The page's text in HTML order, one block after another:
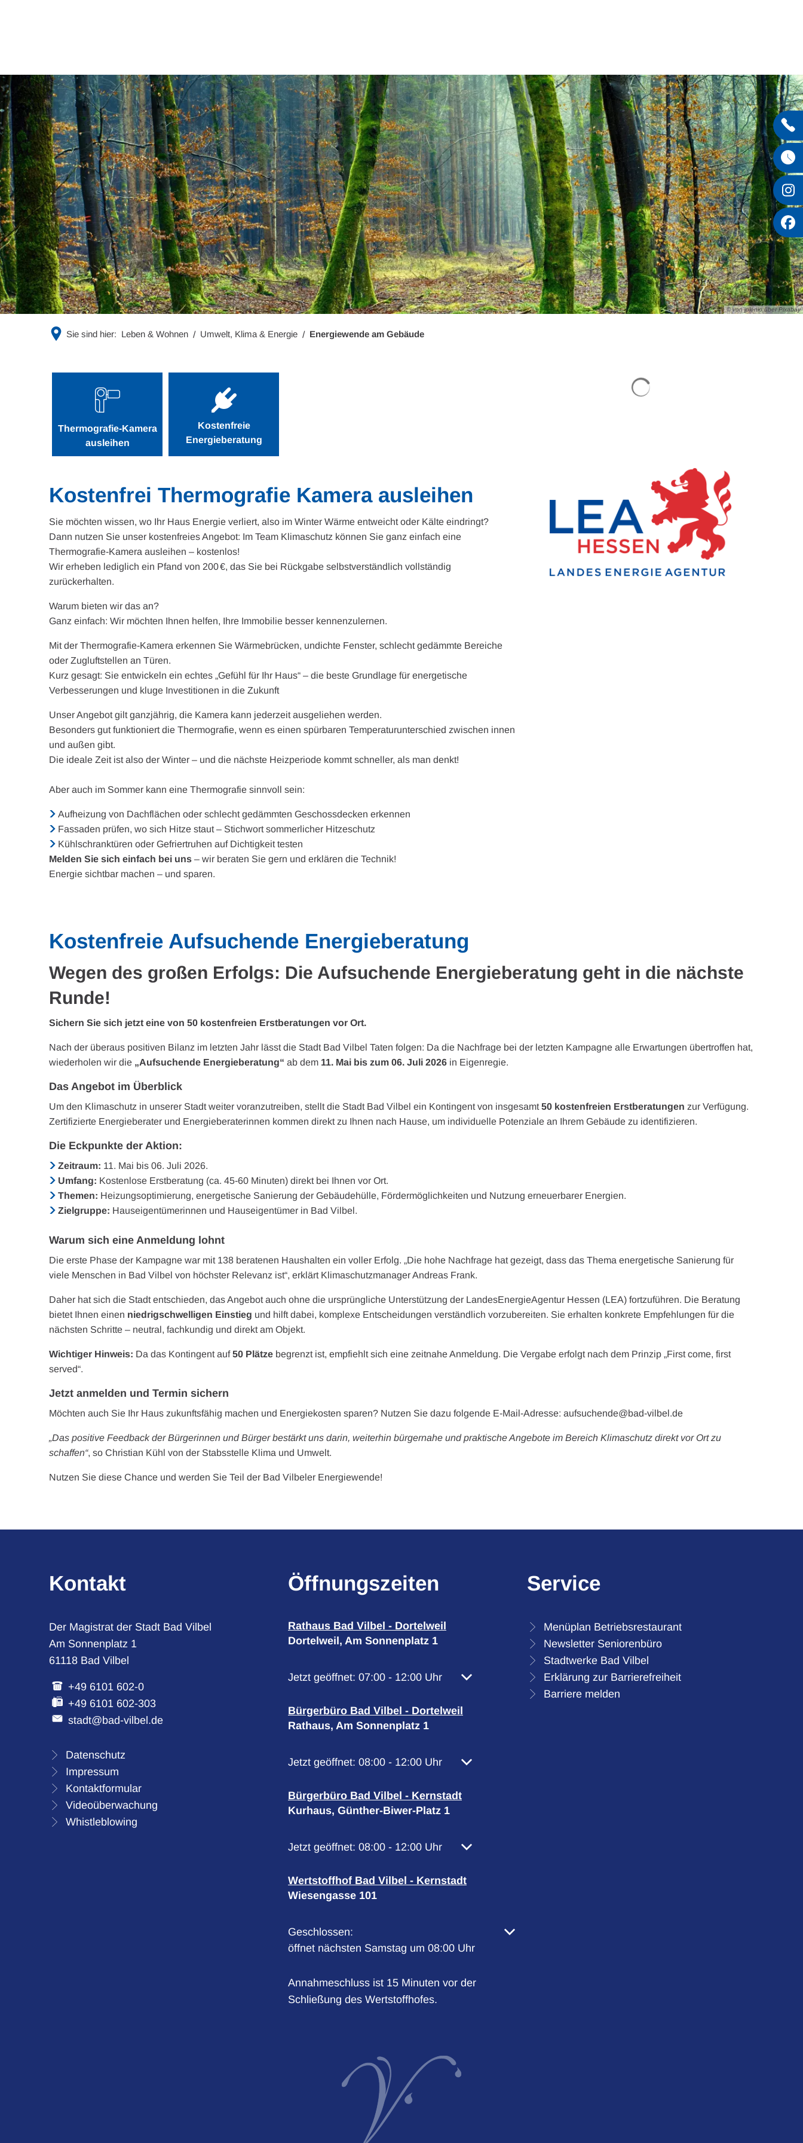
© von jplenio über Pixabay
Sie sind hier: Leben & Wohnen Umwelt, Klima & Energie Energiewende am Gebäude
Energiewende
Gebäude
Thermografie-Kamera
ausleihen
Kostenfreie
Energieberatung
Kostenfrei Thermografie Kamera ausleihen
Sie möchten wissen, wo Ihr Haus Energie verliert, also im Winter Wärme entweicht oder Kälte eindringt?
Dann nutzen Sie unser kostenfreies Angebot: Im Team Klimaschutz können Sie ganz einfach eine
Thermografie-Kamera ausleihen – kostenlos!
Wir erheben lediglich ein Pfand von 200 €, das Sie bei Rückgabe selbstverständlich vollständig
zurückerhalten.
Warum bieten wir das an?
Ganz einfach: Wir möchten Ihnen helfen, Ihre Immobilie besser kennenzulernen.
Mit der Thermografie-Kamera erkennen Sie Wärmebrücken, undichte Fenster, schlecht gedämmte Bereiche
oder Zugluftstellen an Türen.
Kurz gesagt: Sie entwickeln ein echtes „Gefühl für Ihr Haus“ – die beste Grundlage für energetische
Verbesserungen und kluge Investitionen in die Zukunft
Unser Angebot gilt ganzjährig, die Kamera kann jederzeit ausgeliehen werden.
Besonders gut funktioniert die Thermografie, wenn es einen spürbaren Temperaturunterschied zwischen innen
und außen gibt.
Die ideale Zeit ist also der Winter – und die nächste Heizperiode kommt schneller, als man denkt!
Aber auch im Sommer kann eine Thermografie sinnvoll sein:
Aufheizung von Dachflächen oder schlecht gedämmten Geschossdecken erkennen
Fassaden prüfen, wo sich Hitze staut – Stichwort sommerlicher Hitzeschutz
Kühlschranktüren oder Gefriertruhen auf Dichtigkeit testen
Melden Sie sich einfach bei uns – wir beraten Sie gern und erklären die Technik!
Energie sichtbar machen – und sparen.
Kostenfreie Aufsuchende Energieberatung
Wegen des großen Erfolgs: Die Aufsuchende Energieberatung geht in die nächste
Runde!
Sichern Sie sich jetzt eine von 50 kostenfreien Erstberatungen vor Ort.
Nach der überaus positiven Bilanz im letzten Jahr lässt die Stadt Bad Vilbel Taten folgen: Da die Nachfrage bei der letzten Kampagne alle Erwartungen übertroffen hat,
wiederholen wir die „Aufsuchende Energieberatung“ ab dem 11. Mai bis zum 06. Juli 2026 in Eigenregie.
Das Angebot im Überblick
Um den Klimaschutz in unserer Stadt weiter voranzutreiben, stellt die Stadt Bad Vilbel ein Kontingent von insgesamt 50 kostenfreien Erstberatungen zur Verfügung.
Zertifizierte Energieberater und Energieberaterinnen kommen direkt zu Ihnen nach Hause, um individuelle Potenziale an Ihrem Gebäude zu identifizieren.
Die Eckpunkte der Aktion:
Zeitraum: 11. Mai bis 06. Juli 2026.
Umfang: Kostenlose Erstberatung (ca. 45-60 Minuten) direkt bei Ihnen vor Ort.
Themen: Heizungsoptimierung, energetische Sanierung der Gebäudehülle, Fördermöglichkeiten und Nutzung erneuerbarer Energien.
Zielgruppe: Hauseigentümerinnen und Hauseigentümer in Bad Vilbel.
Warum sich eine Anmeldung lohnt
Die erste Phase der Kampagne war mit 138 beratenen Haushalten ein voller Erfolg. „Die hohe Nachfrage hat gezeigt, dass das Thema energetische Sanierung für
viele Menschen in Bad Vilbel von höchster Relevanz ist“, erklärt Klimaschutzmanager Andreas Frank.
Daher hat sich die Stadt entschieden, das Angebot auch ohne die ursprüngliche Unterstützung der LandesEnergieAgentur Hessen (LEA) fortzuführen. Die Beratung
bietet Ihnen einen niedrigschwelligen Einstieg und hilft dabei, komplexe Entscheidungen verständlich vorzubereiten. Sie erhalten konkrete Empfehlungen für die
nächsten Schritte – neutral, fachkundig und direkt am Objekt.
Wichtiger Hinweis: Da das Kontingent auf50 Plätze begrenzt ist, empfiehlt sich eine zeitnahe Anmeldung. Die Vergabe erfolgt nach dem Prinzip „First come, first
served“.
Jetzt anmelden und Termin sichern
Möchten auch Sie Ihr Haus zukunftsfähig machen und Energiekosten sparen? Nutzen Sie dazu folgende E-Mail-Adresse: aufsuchende@bad-vilbel.de
„Das positive Feedback der Bürgerinnen und Bürger bestärkt uns darin, weiterhin bürgernahe und praktische Angebote im Bereich Klimaschutz direkt vor Ort zu
schaffen“, so Christian Kühl von der Stabsstelle Klima und Umwelt.
Nutzen Sie diese Chance und werden Sie Teil der Bad Vilbeler Energiewende!
Kontakt
Der Magistrat der Stadt Bad Vilbel
Am Sonnenplatz 1
61118 Bad Vilbel
+49 6101 602-0
+49 6101 602-303
stadt@bad-vilbel.de
Datenschutz
Impressum
Kontaktformular
Videoüberwachung
Whistleblowing
Öffnungszeiten
Rathaus Bad Vilbel - Dortelweil
Dortelweil, Am Sonnenplatz 1
Klicken, um weitere Öffnungs- oder Schließzeiten auszublenden
Jetzt geöffnet: 07:00 - 12:00 Uhr Von 07:00 bis 12:00 Uhr
Bürgerbüro Bad Vilbel - Dortelweil
Rathaus, Am Sonnenplatz 1
Klicken, um weitere Öffnungs- oder Schließzeiten auszublenden
Jetzt geöffnet: 08:00 - 12:00 Uhr Von 08:00 bis 12:00 Uhr
Bürgerbüro Bad Vilbel - Kernstadt
Kurhaus, Günther-Biwer-Platz 1
Klicken, um weitere Öffnungs- oder Schließzeiten auszublenden
Jetzt geöffnet: 08:00 - 12:00 Uhr Von 08:00 bis 12:00 Uhr
Wertstoffhof Bad Vilbel - Kernstadt
Wiesengasse 101
Klicken, um weitere Öffnungs- oder Schließzeiten auszublenden
Geschlossen:
öffnet nächsten Samstag um 08:00 Uhr
Annahmeschluss ist 15 Minuten vor der
Schließung des Wertstoffhofes.
Service
Menüplan Betriebsrestaurant
Newsletter Seniorenbüro
Stadtwerke Bad Vilbel
Erklärung zur Barrierefreiheit
Barriere melden